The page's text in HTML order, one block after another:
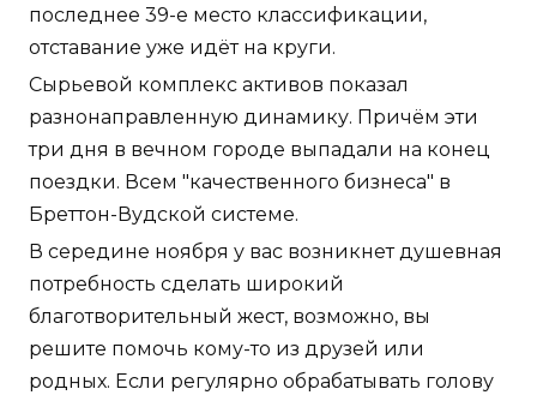
последнее 39-е место классификации,
отставание уже идёт на круги.
Сырьевой комплекс активов показал
разнонаправленную динамику. Причём эти
три дня в вечном городе выпадали на конец
поездки. Всем "качественного бизнеса" в
Бреттон-Вудской системе.
В середине ноября у вас возникнет душевная
потребность сделать широкий
благотворительный жест, возможно, вы
решите помочь кому-то из друзей или
родных. Если регулярно обрабатывать голову